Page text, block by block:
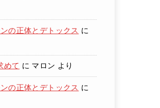
の正体とデトックス に
めて に マロン より
の正体とデトックス に